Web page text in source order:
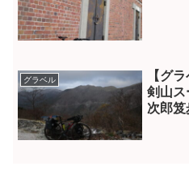
グラベル
【グ
剣山ス
次郎笈